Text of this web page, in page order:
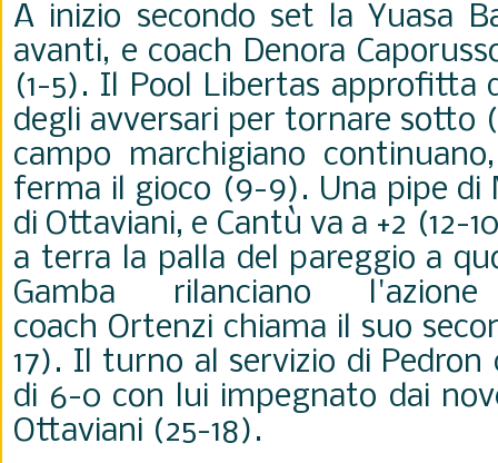
A inizio secondo set la Yuasa
avanti, e coach Denora
(1-5). Il Pool Libertas approfitta
degli avversari per tornare sotto
campo marchigiano
ferma il gioco (9-9). Una pipe di
di Ottaviani, e Cantù va a +2 (12-
a terra la palla del pareggio a
Gamba rilanciano
coach Ortenzi chiama il suo
17). Il turno al servizio di
di 6-0 con lui impegnato dai
Ottaviani (25-18).